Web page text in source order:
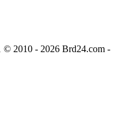
© 2010 - 2026 Brd24.com -